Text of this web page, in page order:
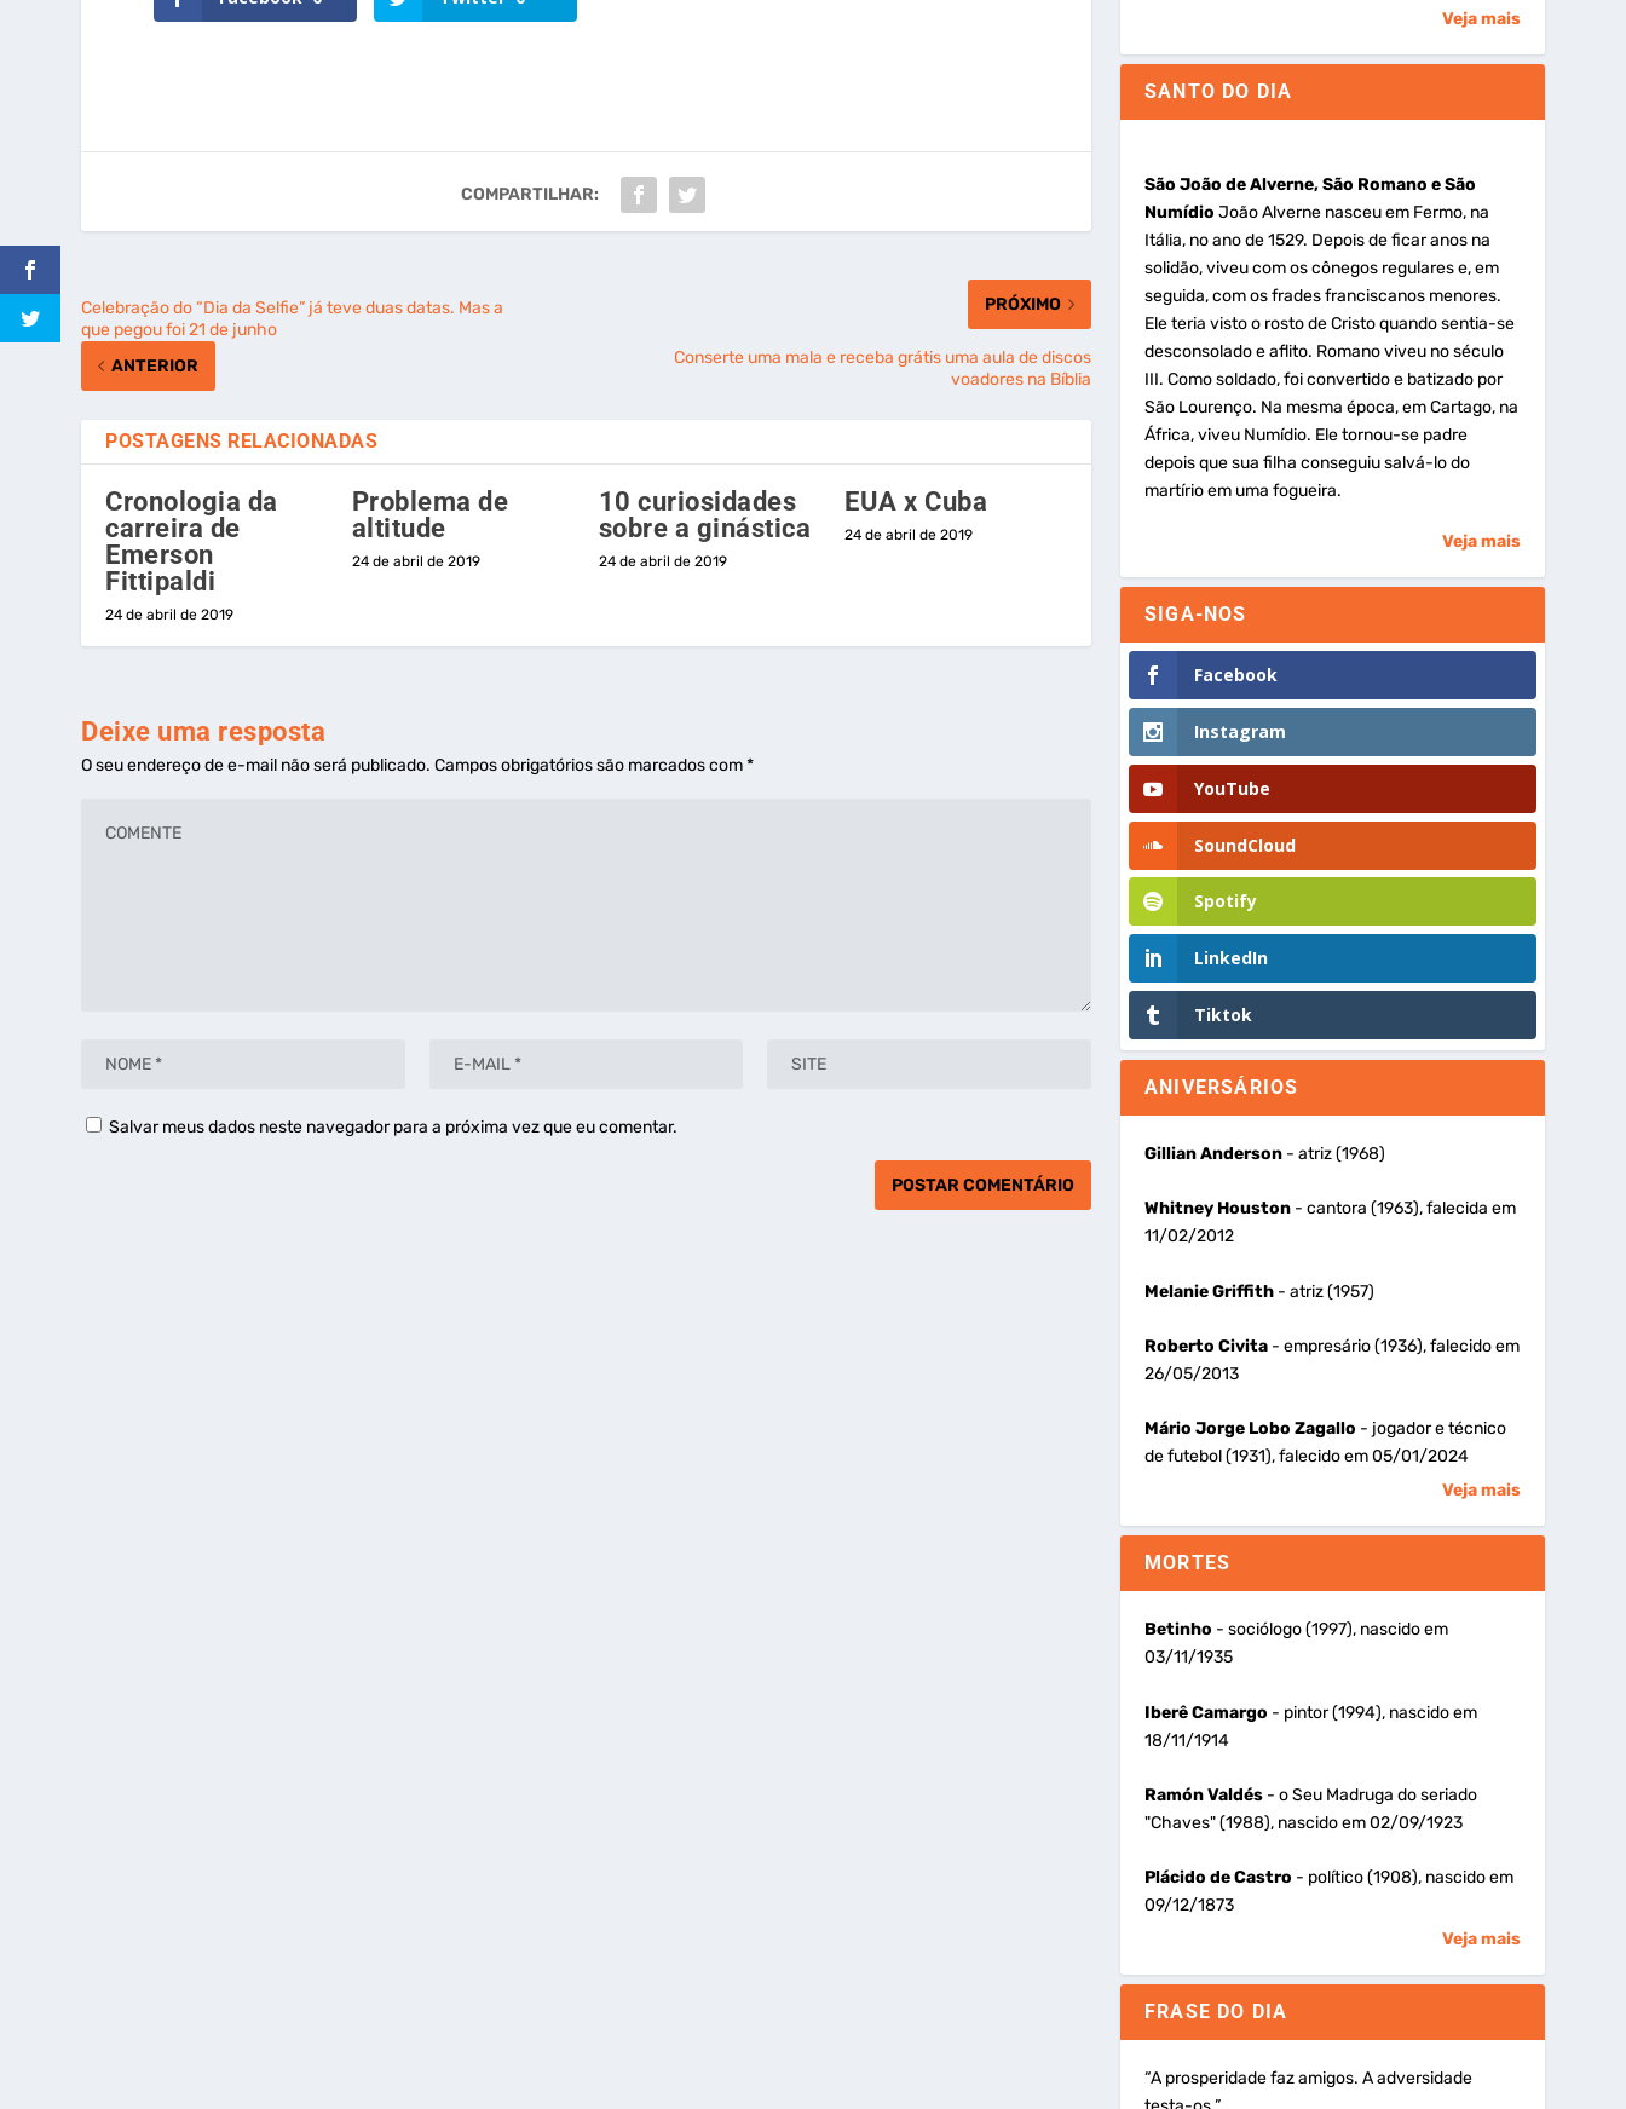
COMPARTILHAR:
Celebração do “Dia da Selfie” já teve duas datas. Mas a
que pegou foi 21 de junho
ANTERIOR
PRÓXIMO
Conserte uma mala e receba grátis uma aula de discos
voadores na Bíblia
POSTAGENS RELACIONADAS
Cronologia da
carreira de
Emerson
Fittipaldi
24 de abril de 2019
Problema de
altitude
24 de abril de 2019
10 curiosidades
sobre a ginástica
24 de abril de 2019
EUA x Cuba
24 de abril de 2019
Deixe uma resposta
O seu endereço de e-mail não será publicado. Campos obrigatórios são marcados com*
Salvar meus dados neste navegador para a próxima vez que eu comentar.
Veja mais
SANTO DO DIA
São João de Alverne, São Romano e São
Numídio João Alverne nasceu em Fermo, na
Itália, no ano de 1529. Depois de ficar anos na
solidão, viveu com os cônegos regulares e, em
seguida, com os frades franciscanos menores.
Ele teria visto o rosto de Cristo quando sentia-se
desconsolado e aflito. Romano viveu no século
III. Como soldado, foi convertido e batizado por
São Lourenço. Na mesma época, em Cartago, na
África, viveu Numídio. Ele tornou-se padre
depois que sua filha conseguiu salvá-lo do
martírio em uma fogueira.
Veja mais
SIGA-NOS
Facebook
Instagram
YouTube
SoundCloud
Spotify
LinkedIn
Tiktok
ANIVERSÁRIOS
Gillian Anderson- atriz (1968)
Whitney Houston- cantora (1963), falecida em
11/02/2012
Melanie Griffith- atriz (1957)
Roberto Civita- empresário (1936), falecido em
26/05/2013
Mário Jorge Lobo Zagallo - jogador e técnico
de futebol (1931), falecido em 05/01/2024
Veja mais
MORTES
Betinho - sociólogo (1997), nascido em
03/11/1935
Iberê Camargo - pintor (1994), nascido em
18/11/1914
Ramón Valdés- o Seu Madruga do seriado
"Chaves" (1988), nascido em 02/09/1923
Plácido de Castro - político (1908), nascido em
09/12/1873
Veja mais
FRASE DO DIA
“A prosperidade faz amigos. A adversidade